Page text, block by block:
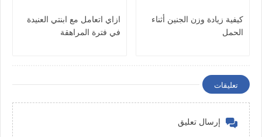
كيفية زيادة وزن الجنين أثناء
الحمل
ازاي اتعامل مع ابنتي العنيدة
في فترة المراهقة
تعليقات
إرسال تعليق